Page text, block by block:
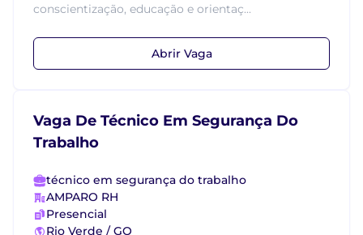
conscientização, educação e orientaç...
Abrir Vaga
Vaga De Técnico Em Segurança Do
Trabalho
técnico em segurança do trabalho
AMPARO RH
Presencial
Rio Verde / GO